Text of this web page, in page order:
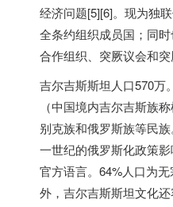
经济问题[5][6]。现为独
全条约组织成员国；同
合作组织、突厥议会和突
吉尔吉斯斯坦人口570万
（中国境内吉尔吉斯族
别克族和俄罗斯族等民
一世纪的俄罗斯化政策
官方语言。64%人口为
外，吉尔吉斯斯坦文化